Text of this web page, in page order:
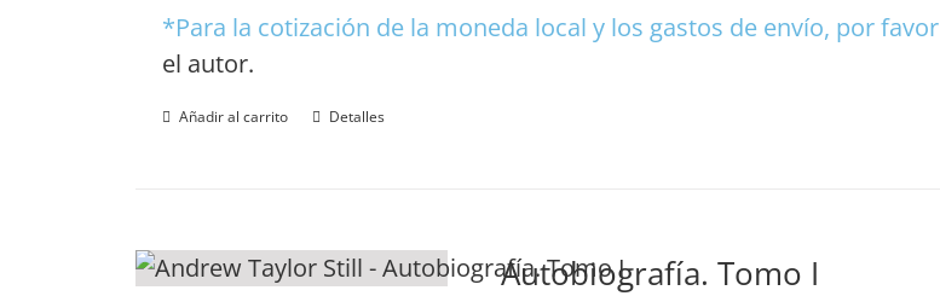
*Para la cotización de la moneda local y los gastos de envío, por favor
el autor.
Añadir al carrito Detalles
Autobiografía. Tomo I